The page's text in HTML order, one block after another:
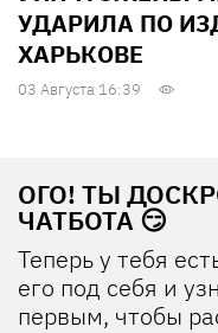
УДАРИЛА ПО
ХАРЬКОВЕ
03 Августа 16:39
ОГО! ТЫ
ЧАТБОТА 😏
Теперь у тебя
его под себя и
первым, чтобы